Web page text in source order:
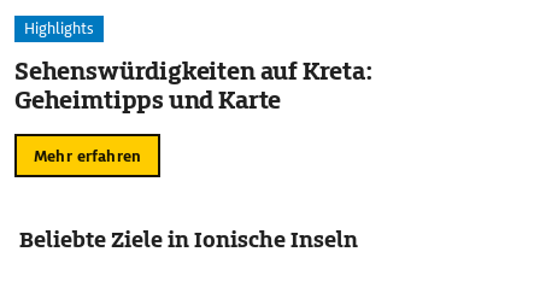
Highlights
Sehenswürdigkeiten auf Kreta:
Geheimtipps und Karte
Mehr erfahren
Beliebte Ziele in Ionische Inseln